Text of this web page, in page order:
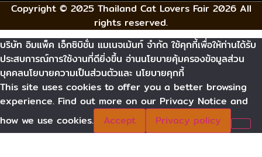
Copyright © 2025 Thailand Cat Lovers Fair 2026 All
rights reserved.
บริษัท อิมแพ็ค เอ็กซิบิชั่น แมเนจเม้นท์ จำกัด ใช้คุกกี้เพื่อให้ท่านได้รับ
ประสบการณ์การใช้งานที่ดียิ่งขึ้น อ่านนโยบายคุ้มครองข้อมูลส่วน
บุคคลนโยบายความเป็นส่วนตัวและ นโยบายคุกกี้
This site uses cookies to offer you a better browsing
experience. Find out more on our Privacy Notice and
how we use cookies.
Accept Privacy policy